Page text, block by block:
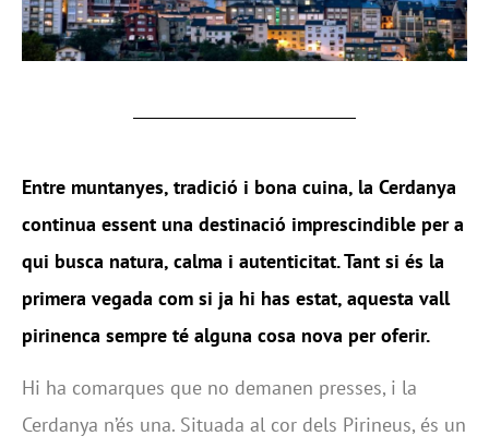
Entre muntanyes, tradició i bona cuina, la Cerdanya
continua essent una destinació imprescindible per a
qui busca natura, calma i autenticitat. Tant si és la
primera vegada com si ja hi has estat, aquesta vall
pirinenca sempre té alguna cosa nova per oferir.
Hi ha comarques que no demanen presses, i la
Cerdanya n’és una. Situada al cor dels Pirineus, és un